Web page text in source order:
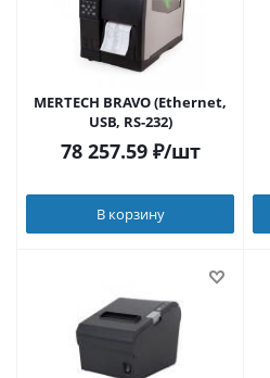
MERTECH BRAVO (Ethernet,
USB, RS-232)
78 257.59₽/шт
В корзину